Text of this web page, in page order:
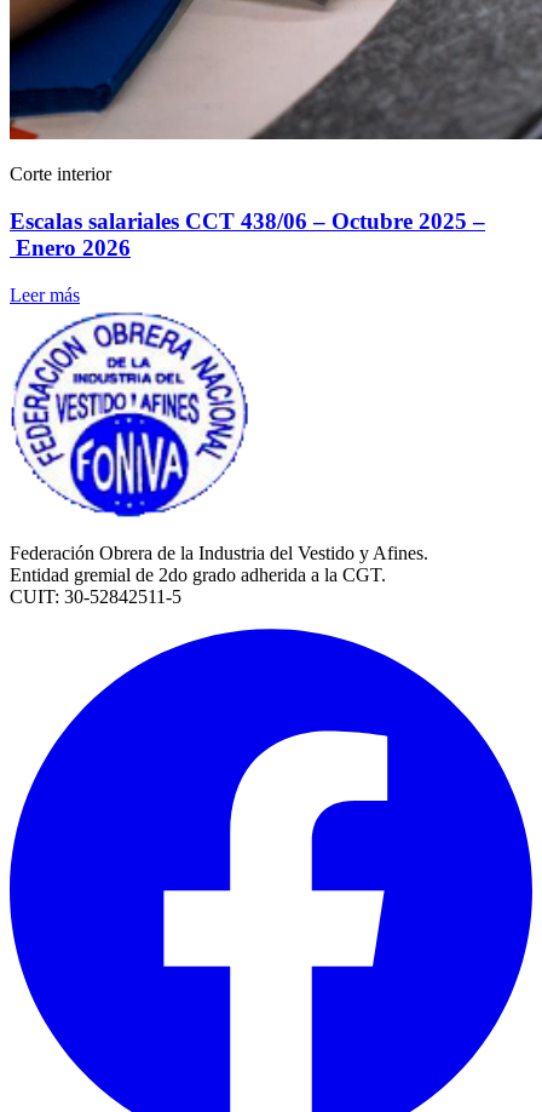
Corte interior
Escalas salariales CCT 438/06 – Octubre 2025 –
Enero 2026
Leer más
Federación Obrera de la Industria del Vestido y Afines.
Entidad gremial de 2do grado adherida a la CGT.
CUIT: 30-52842511-5